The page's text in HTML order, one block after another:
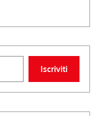
Iscriviti